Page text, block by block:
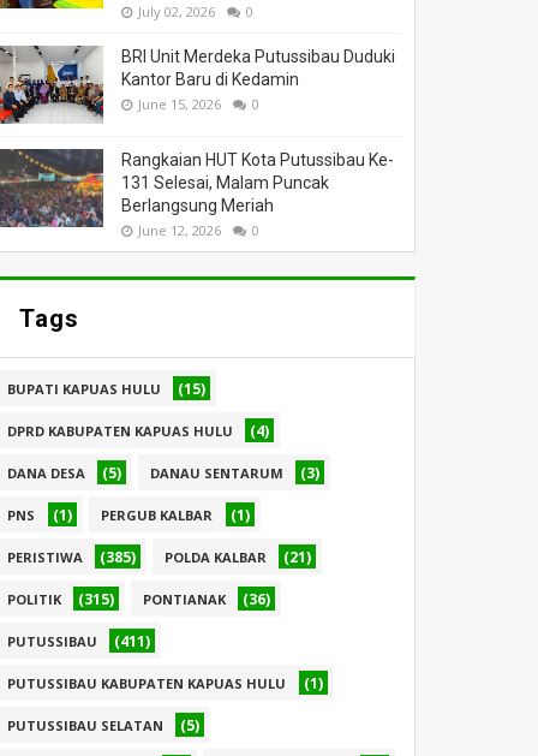
July 02, 2026 0
BRI Unit Merdeka Putussibau Duduki
Kantor Baru di Kedamin
June 15, 2026 0
Rangkaian HUT Kota Putussibau Ke-
131 Selesai, Malam Puncak
Berlangsung Meriah
June 12, 2026 0
Tags
BUPATI KAPUAS HULU (15)
DPRD KABUPATEN KAPUAS HULU (4)
DANA DESA (5) DANAU SENTARUM (3)
PNS (1) PERGUB KALBAR (1)
PERISTIWA (385) POLDA KALBAR (21)
POLITIK (315) PONTIANAK (36)
PUTUSSIBAU (411)
PUTUSSIBAU KABUPATEN KAPUAS HULU (1)
PUTUSSIBAU SELATAN (5)